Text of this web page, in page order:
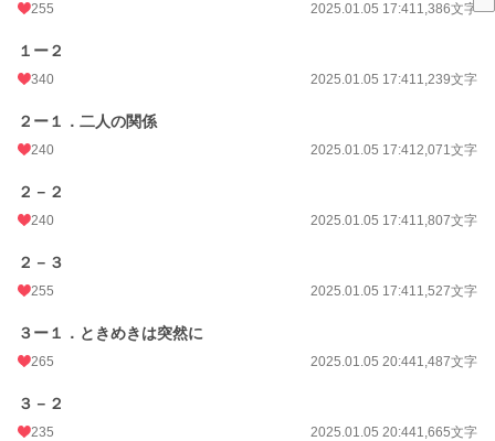
恋愛
お気に入り 975
24h.ポイント
文字数
更新日時
初回公開日時
週間ポイント 337 pt (18,692 位)
年間ポイント
255 2025.01.05 17:411,386文字
１ー２
340 2025.01.05 17:411,239文字
２ー１．二人の関係
240 2025.01.05 17:412,071文字
２－２
240 2025.01.05 17:411,807文字
２－３
255 2025.01.05 17:411,527文字
３ー１．ときめきは突然に
265 2025.01.05 20:441,487文字
３－２
235 2025.01.05 20:441,665文字